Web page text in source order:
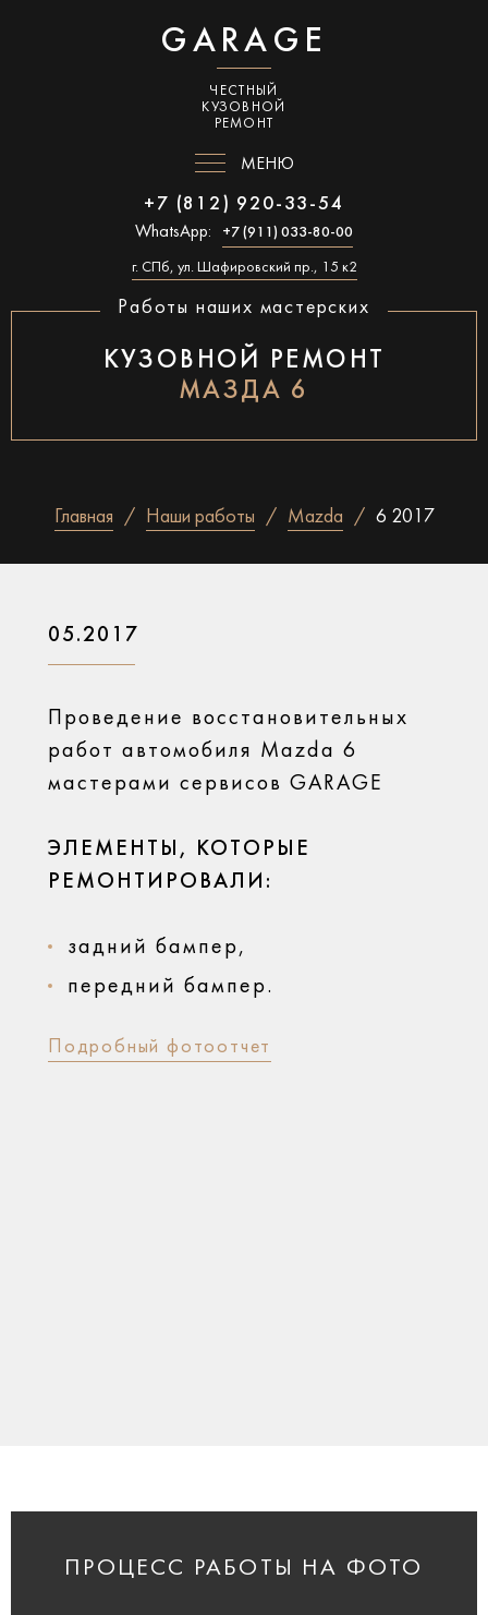
GARAGE
ЧЕСТНЫЙ
КУЗОВНОЙ
РЕМОНТ
МЕНЮ
+7 (812) 920-33-54
WhatsApp: +7 (911) 033-80-00
г. СПб, ул. Шафировский пр., 15 к2
Работы наших мастерских
КУЗОВНОЙ РЕМОНТ
МАЗДА 6
Главная Наши работы Mazda 6 2017
05.2017
Проведение восстановительных
работ автомобиля Mazda 6
мастерами сервисов GARAGE
ЭЛЕМЕНТЫ, КОТОРЫЕ
РЕМОНТИРОВАЛИ:
задний бампер,
передний бампер.
Подробный фотоотчет
ПРОЦЕСС РАБОТЫ НА ФОТО